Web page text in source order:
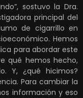
sostuvo la Dra.
principal del
de cigarrillo en
Hemos
para abordar este
qué hemos hecho,
Y, ¿qué hicimos?
Para cambiar la
información y eso